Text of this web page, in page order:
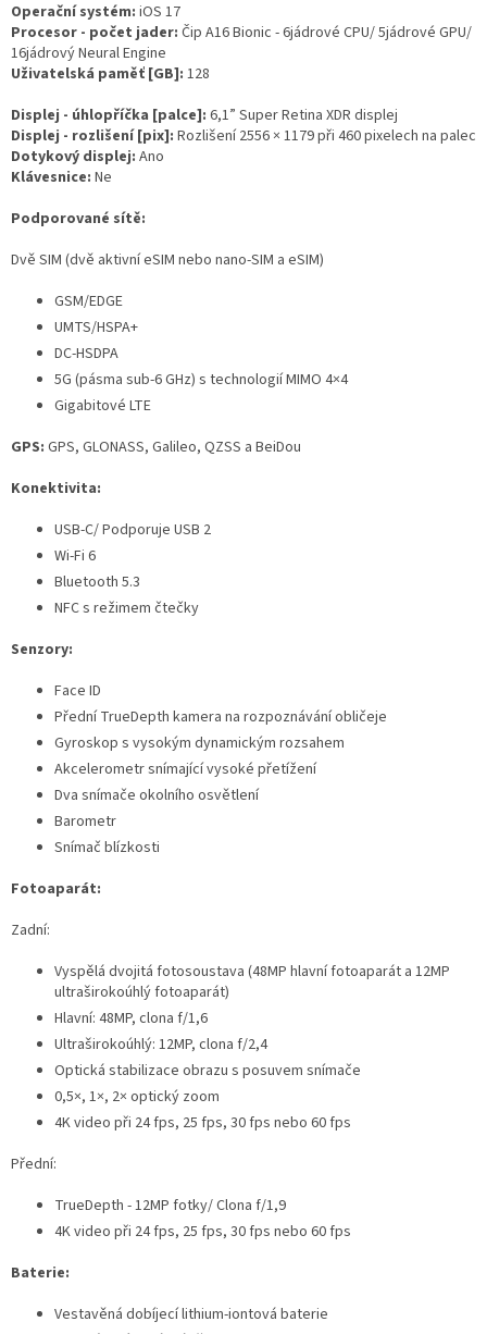
Operační systém: iOS 17
Procesor - počet jader: Čip A16 Bionic - 6jádrové CPU/ 5jádrové GPU/
16jádrový Neural Engine
Uživatelská paměť [GB]: 128
Displej - úhlopříčka [palce]: 6,1” Super Retina XDR displej
Displej - rozlišení [pix]: Rozlišení 2556 × 1179 při 460 pixelech na palec
Dotykový displej: Ano
Klávesnice: Ne
Podporované sítě:
Dvě SIM (dvě aktivní eSIM nebo nano-SIM a eSIM)
GSM/EDGE
UMTS/HSPA+
DC-HSDPA
5G (pásma sub-6 GHz) s technologií MIMO 4×4
Gigabitové LTE
GPS: GPS, GLONASS, Galileo, QZSS a BeiDou
Konektivita:
USB-C/ Podporuje USB 2
Wi-Fi 6
Bluetooth 5.3
NFC s režimem čtečky
Senzory:
Face ID
Přední TrueDepth kamera na rozpoznávání obličeje
Gyroskop s vysokým dynamickým rozsahem
Akcelerometr snímající vysoké přetížení
Dva snímače okolního osvětlení
Barometr
Snímač blízkosti
Fotoaparát:
Zadní:
Vyspělá dvojitá fotosoustava (48MP hlavní fotoaparát a 12MP
ultraširokoúhlý fotoaparát)
Hlavní: 48MP, clona f/1,6
Ultraširokoúhlý: 12MP, clona f/2,4
Optická stabilizace obrazu s posuvem snímače
0,5×, 1×, 2× optický zoom
4K video při 24 fps, 25 fps, 30 fps nebo 60 fps
Přední:
TrueDepth - 12MP fotky/ Clona f/1,9
4K video při 24 fps, 25 fps, 30 fps nebo 60 fps
Baterie:
Vestavěná dobíjecí lithium-iontová baterie